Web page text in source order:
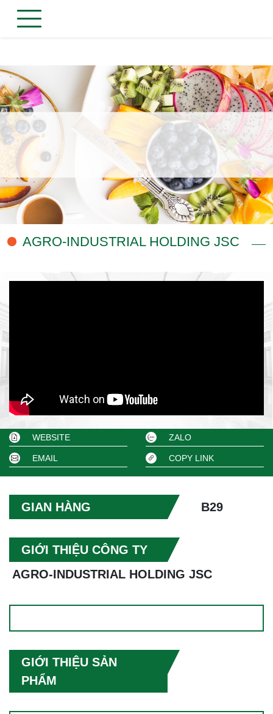
AGRO-INDUSTRIAL HOLDING JSC
WEBSITE ZALO
EMAIL COPY LINK
GIAN HÀNG B29
GIỚI THIỆU CÔNG TY
AGRO-INDUSTRIAL HOLDING JSC
GIỚI THIỆU SẢN
PHẨM